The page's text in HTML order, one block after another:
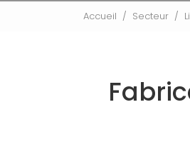
Accueil Secteur